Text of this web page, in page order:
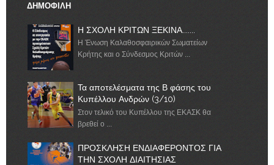
ΔΗΜΟΦΙΛΗ
Η ΣΧΟΛΗ ΚΡΙΤΩΝ ΞΕΚΙΝΑ.......
Η Ένωση Καλαθοσφαιρικών Σωματείων
Κρήτης και ο Σύνδεσμος Κριτών ...
Τα αποτελέσματα της Β φάσης του
Κυπέλλου Ανδρών (3/10)
Στον τελικό του Κυπέλλου της ΕΚΑΣΚ θα
βρεθεί ο ...
ΠΡΟΣΚΛΗΣΗ ΕΝΔΙΑΦΕΡΟΝΤΟΣ ΓΙΑ
ΤΗΝ ΣΧΟΛΗ ΔΙΑΙΤΗΣΙΑΣ